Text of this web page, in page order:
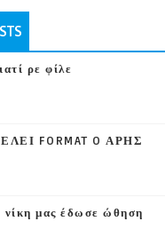
ρε φίλε
FORMAT O ΑΡΗΣ
νίκη μας έδωσε ώθηση